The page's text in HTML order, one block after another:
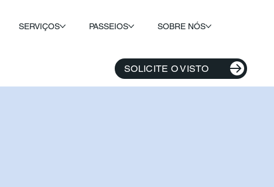
SERVIÇOS PASSEIOS SOBRE NÓS
SOLICITE O VISTO